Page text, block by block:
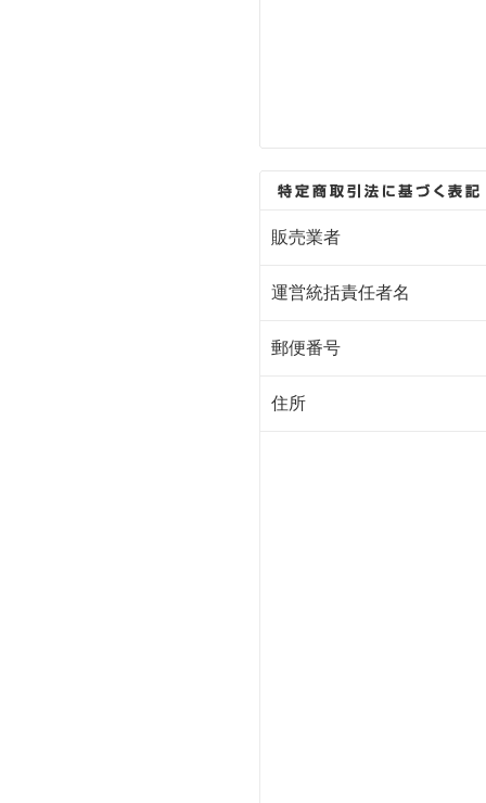
販売業者
運営統括責任者名
郵便番号
住所